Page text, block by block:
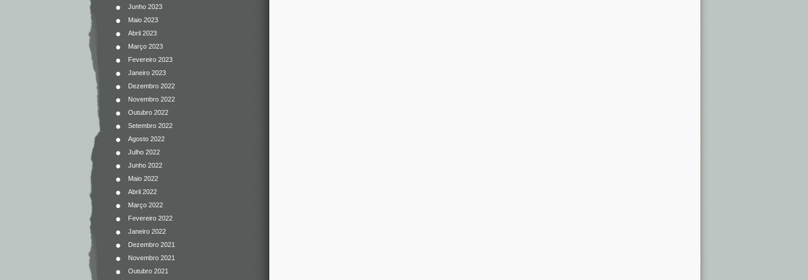
Junho 2023
Maio 2023
Abril 2023
Março 2023
Fevereiro 2023
Janeiro 2023
Dezembro 2022
Novembro 2022
Outubro 2022
Setembro 2022
Agosto 2022
Julho 2022
Junho 2022
Maio 2022
Abril 2022
Março 2022
Fevereiro 2022
Janeiro 2022
Dezembro 2021
Novembro 2021
Outubro 2021